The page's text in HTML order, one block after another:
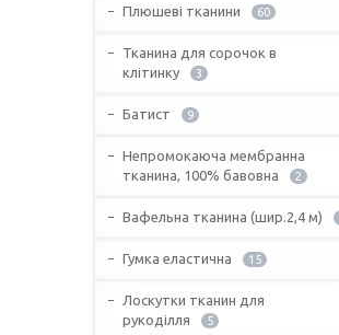
Плюшеві тканини 60
Тканина для сорочок в
клітинку
3
Батист 9
Непромокаюча мембранна
тканина, 100% бавовна
2
Вафельна тканина (шир.2,4 м)
Гумка еластична 15
Лоскутки тканин для
рукоділля
5